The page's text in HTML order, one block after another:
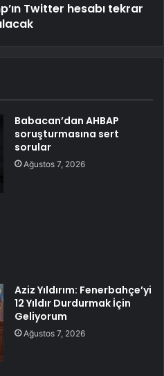
Twitter hesabı tekrar
Babacan’dan AHBAP
soruşturmasına sert
sorular
Ağustos 7, 2026
Aziz Yıldırım: Fenerbahçe’yi
12 Yıldır Durdurmak İçin
Geliyorum
Ağustos 7, 2026